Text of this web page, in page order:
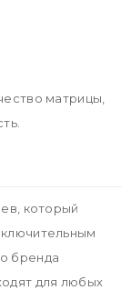
матрицы,
который
бренда
для любых